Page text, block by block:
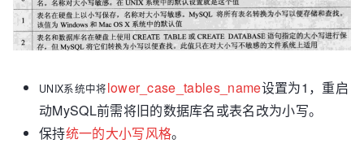
--不带WITH ROLLUP进行GROUP
mysql> SELECT year, country, product,
year,country,product;
+------+---------+---------+-------------+
| year | country | product | SUM(profit) |
UNIX系统中将lower_case_tables_name设置为1，重启
动MySQL前需将旧的数据库名或表名改为小写。
保持统一的大小写风格。